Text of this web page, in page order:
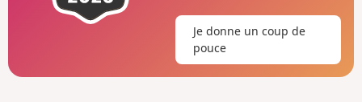
Je donne un coup de
pouce